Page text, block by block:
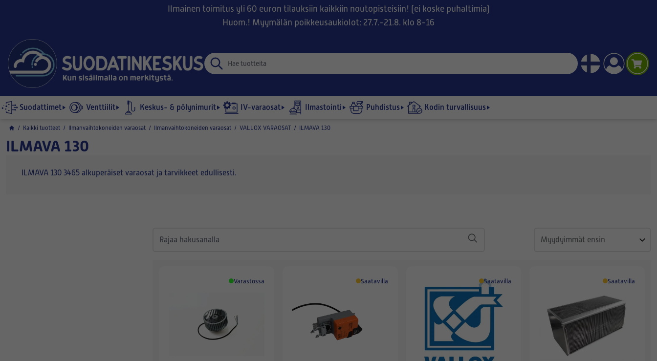
Ilmainen toimitus yli 60 euron tilauksiin kaikkiin noutopisteisiin! (ei koske puhaltimia)
Huom.! Myymälän poikkeusaukiolot: 27.7.-21.8. klo 8-16
Suodattimet Venttiilit Keskus- & pölynimurit IV-varaosat Ilmastointi Puhdistus Kodin turvallisuus
/ Kaikki tuotteet / Ilmanvaihtokoneiden varaosat / Ilmanvaihtokoneiden varaosat / VALLOX VARAOSAT / ILMAVA 130
ILMAVA 130
ILMAVA 130 3465 alkuperäiset varaosat ja tarvikkeet edullisesti.
Varastossa Saatavilla Saatavilla Saatavilla